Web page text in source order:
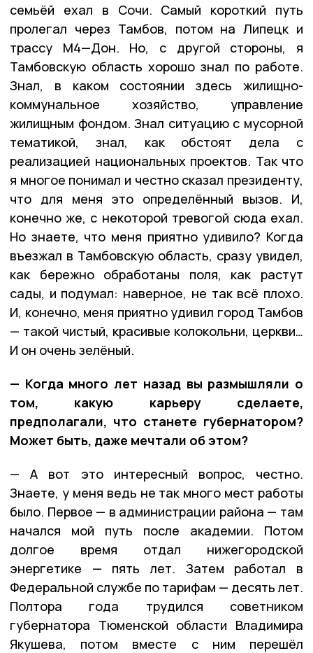
семьёй ехал в Сочи. Самый короткий путь
пролегал через Тамбов, потом на Липецк и
трассу М4—Дон. Но, с другой стороны, я
Тамбовскую область хорошо знал по работе.
Знал, в каком состоянии здесь жилищно-
коммунальное хозяйство, управление
жилищным фондом. Знал ситуацию с мусорной
тематикой, знал, как обстоят дела с
реализацией национальных проектов. Так что
я многое понимал и честно сказал президенту,
что для меня это определённый вызов. И,
конечно же, с некоторой тревогой сюда ехал.
Но знаете, что меня приятно удивило? Когда
въезжал в Тамбовскую область, сразу увидел,
как бережно обработаны поля, как растут
сады, и подумал: наверное, не так всё плохо.
И, конечно, меня приятно удивил город Тамбов
— такой чистый, красивые колокольни, церкви…
И он очень зелёный.
— Когда много лет назад вы размышляли о
том, какую карьеру сделаете,
предполагали, что станете губернатором?
Может быть, даже мечтали об этом?
— А вот это интересный вопрос, честно.
Знаете, у меня ведь не так много мест работы
было. Первое — в администрации района — там
начался мой путь после академии. Потом
долгое время отдал нижегородской
энергетике — пять лет. Затем работал в
Федеральной службе по тарифам — десять лет.
Полтора года трудился советником
губернатора Тюменской области Владимира
Якушева, потом вместе с ним перешёл